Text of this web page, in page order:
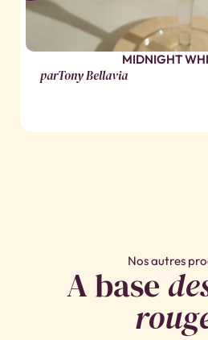
MIDNIGHT
parTony Bellavia
Nos autres
A base